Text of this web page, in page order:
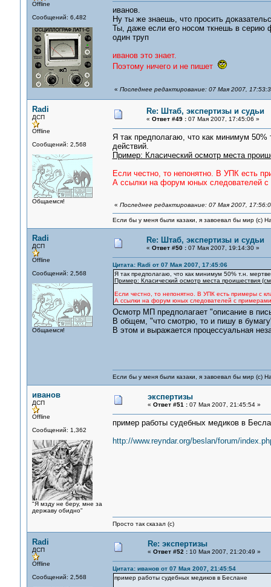
Offline
Сообщений: 6,482
иванов.
Ну ты же знаешь, что просить
Ты, даже если его носом ткнешь в серию
один труп
иванов это знает.
Поэтому ничего и не пишет
« Последнее редактирование: 07 Мая 2007,
Radi
ДСП
Offline
Сообщений: 2,568
Общаемся!
Re: Штаб, экспертизы и судьи
« Ответ #49 :07 Мая 2007, 17:45:06 »
Я так предполагаю, что как минимум
действий.
Пример: Класический осмотр места
Если честно, то непонятно. В УПК есть
А ссылки на форум юных следователей с
« Последнее редактирование: 07 Мая 2007,
Если бы у меня были казаки, я завоевал бы мир (с)
Radi
ДСП
Offline
Сообщений: 2,568
Общаемся!
Re: Штаб, экспертизы и судьи
« Ответ #50 :07 Мая 2007, 19:14:30 »
Цитата: Radi от 07 Мая 2007, 17:45:06
Я так предполагаю, что как минимум 50% т.н.
Пример: Класический осмотр места проишествия
Если честно, то непонятно. В УПК есть примеры с
А ссылки на форум юных следователей с
Осмотр МП предполагает "описание в
В общем, "что смотрю, то и пишу в
В этом и выражается процессуальная
Если бы у меня были казаки, я завоевал бы мир (с)
иванов
ДСП
Offline
Сообщений: 1,362
"Я мзду не беру, мне за
державу обидно"
экспертизы
« Ответ #51 :07 Мая 2007, 21:45:54 »
пример работы судебных медиков в
http://www.reyndar.org/beslan/forum/
Просто так сказал (с)
Radi
ДСП
Offline
Сообщений: 2,568
Re: экспертизы
« Ответ #52 :10 Мая 2007, 21:20:49 »
Цитата: иванов от 07 Мая 2007, 21:45:54
пример работы судебных медиков в Беслане